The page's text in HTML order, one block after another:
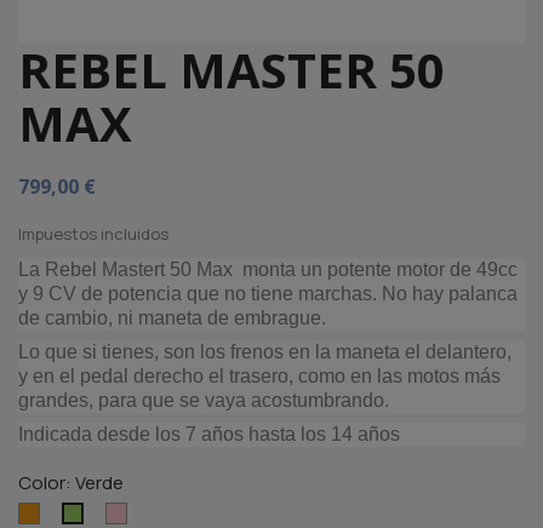
REBEL MASTER 50
MAX
799,00 €
Impuestos incluidos
La Rebel Mastert 50 Max monta un potente motor de 49cc
y 9 CV de potencia que no tiene marchas. No hay palanca
de cambio, ni maneta de embrague.
Lo que si tienes, son los frenos en la maneta el delantero,
y en el pedal derecho el trasero, como en las motos más
grandes, para que se vaya acostumbrando.
Indicada desde los 7 años hasta los 14 años
Color: Verde